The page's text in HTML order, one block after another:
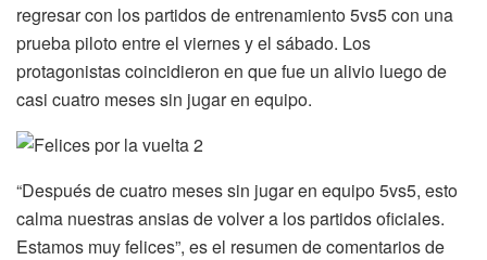
regresar con los partidos de entrenamiento 5vs5 con una
prueba piloto entre el viernes y el sábado. Los
protagonistas coincidieron en que fue un alivio luego de
casi cuatro meses sin jugar en equipo.
“Después de cuatro meses sin jugar en equipo 5vs5, esto
calma nuestras ansias de volver a los partidos oficiales.
Estamos muy felices”, es el resumen de comentarios de